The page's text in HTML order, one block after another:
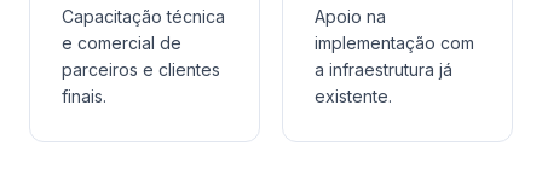
Capacitação técnica
e comercial de
parceiros e clientes
finais.
Apoio na
implementação com
a infraestrutura já
existente.